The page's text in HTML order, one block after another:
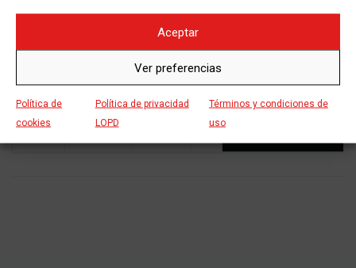
Aceptar
Ver preferencias
Política de
cookies
Política de privacidad
LOPD
Términos y condiciones de
uso
Alquiler Harley Davidson Nightster Costes: Aplicamos 10% de
descuento en alquileres de 3 a 6 días Aplicamos 15% de
descuento en alquileres de 7 a 14 días Aplicamos 20% de
descuento en alquileres de 15